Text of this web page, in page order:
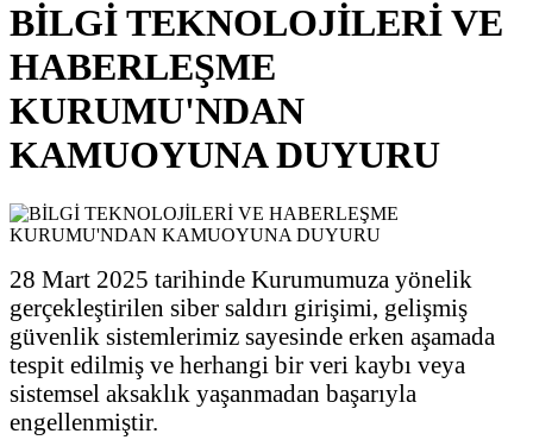
BİLGİ TEKNOLOJİLERİ VE
HABERLEŞME
KURUMU'NDAN
KAMUOYUNA DUYURU
28 Mart 2025 tarihinde Kurumumuza yönelik
gerçekleştirilen siber saldırı girişimi, gelişmiş
güvenlik sistemlerimiz sayesinde erken aşamada
tespit edilmiş ve herhangi bir veri kaybı veya
sistemsel aksaklık yaşanmadan başarıyla
engellenmiştir.